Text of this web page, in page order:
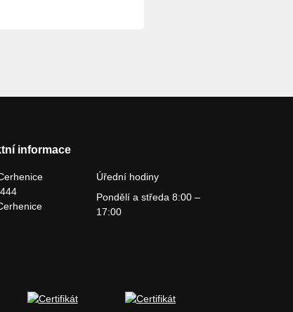
informace
Úřední hodiny
Pondělí a středa 8:00 –
17:00